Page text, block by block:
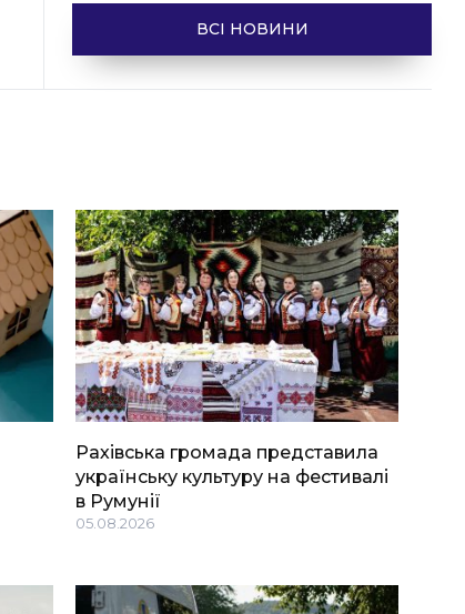
ВСІ НОВИНИ
Рахівська громада представила
українську культуру на фестивалі
в Румунії
05.08.2026